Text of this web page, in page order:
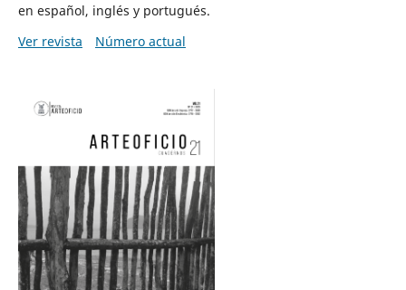
en español, inglés y portugués.
Ver revista
Número actual